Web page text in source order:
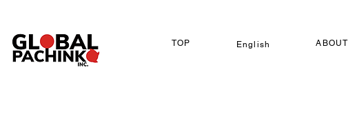
TOP English ABOUT